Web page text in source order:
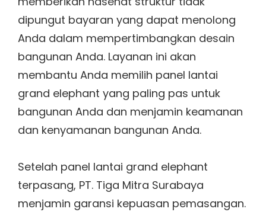
dipungut bayaran yang dapat menolong
Anda dalam mempertimbangkan desain
bangunan Anda. Layanan ini akan
membantu Anda memilih panel lantai
grand elephant yang paling pas untuk
bangunan Anda dan menjamin keamanan
dan kenyamanan bangunan Anda.
Setelah panel lantai grand elephant
terpasang, PT. Tiga Mitra Surabaya
menjamin garansi kepuasan pemasangan.